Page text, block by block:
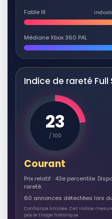
Fable III
Médiane Xbox 360 PAL
Indice de rareté Full
23
/ 100
Courant
Prix relatif : 43e percentile.
rareté.
60 annonces détectées lors
Confiance limitée. Cet indice
pas le tirage historique.